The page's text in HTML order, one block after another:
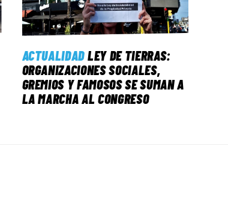
ACTUALIDADLEY DE TIERRAS:
ORGANIZACIONES SOCIALES,
GREMIOS Y FAMOSOS SE SUMAN A
LA MARCHA AL CONGRESO